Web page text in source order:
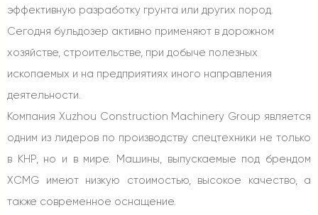
эффективную разработку грунта или других пород.
Сегодня бульдозер активно применяют в дорожном
хозяйстве, строительстве, при добыче полезных
ископаемых и на предприятиях иного направления
деятельности.
Компания Xuzhou Construction Machinery Group является
одним из лидеров по производству спецтехники не только
в КНР, но и в мире. Машины, выпускаемые под брендом
XCMG имеют низкую стоимостью, высокое качество, а
также современное оснащение.